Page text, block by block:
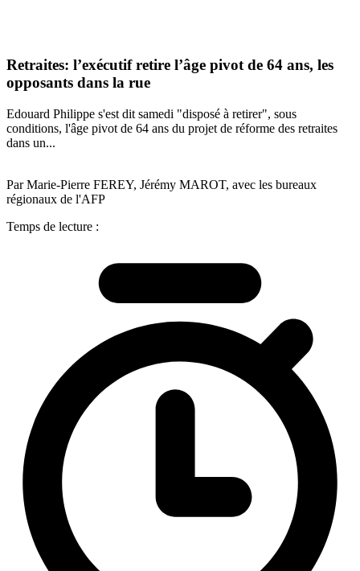
Retraites: l’exécutif retire l’âge pivot de 64 ans, les
opposants dans la rue
Edouard Philippe s'est dit samedi "disposé à retirer", sous
conditions, l'âge pivot de 64 ans du projet de réforme des retraites
dans un...
Par Marie-Pierre FEREY, Jérémy MAROT, avec les bureaux
régionaux de l'AFP
Temps de lecture :